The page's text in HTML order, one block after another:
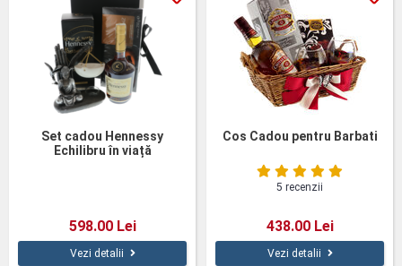
Set cadou Hennessy
Echilibru în viață
598.00 Lei
Vezi detalii
Cos Cadou pentru Barbati
5 recenzii
438.00 Lei
Vezi detalii